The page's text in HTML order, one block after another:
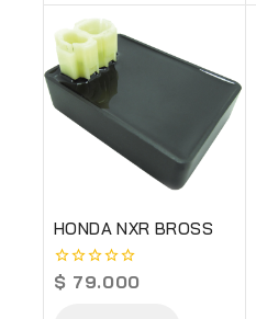
HONDA NXR BROSS
0
out
$ 79.000